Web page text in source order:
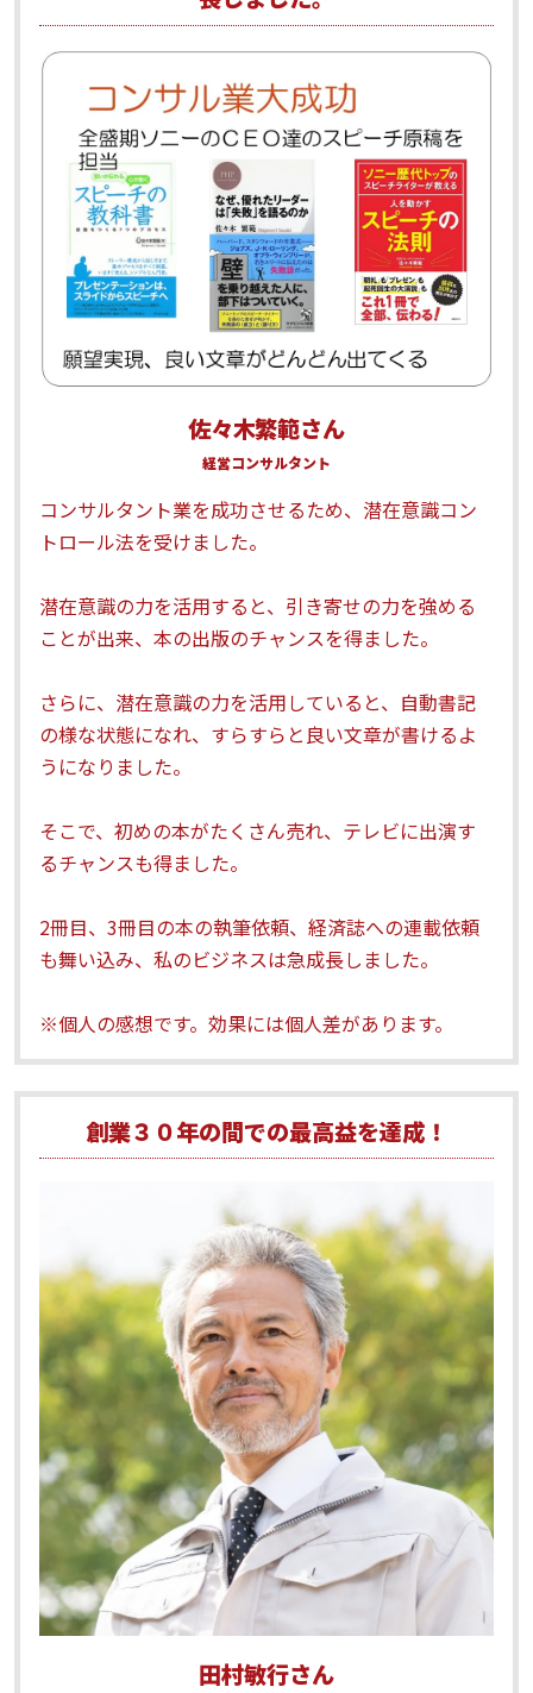
佐々木繁範さん
経営コンサルタント
コンサルタント業を成功させるため、潜在意識コン
トロール法を受けました。
潜在意識の力を活用すると、引き寄せの力を強める
ことが出来、本の出版のチャンスを得ました。
さらに、潜在意識の力を活用していると、自動書記
の様な状態になれ、すらすらと良い文章が書けるよ
うになりました。
そこで、初めの本がたくさん売れ、テレビに出演す
るチャンスも得ました。
2冊目、3冊目の本の執筆依頼、経済誌への連載依頼
も舞い込み、私のビジネスは急成長しました。
※個人の感想です。効果には個人差があります。
創業３０年の間での最高益を達成！
田村敏行さん